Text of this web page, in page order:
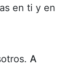
en ti y en
A